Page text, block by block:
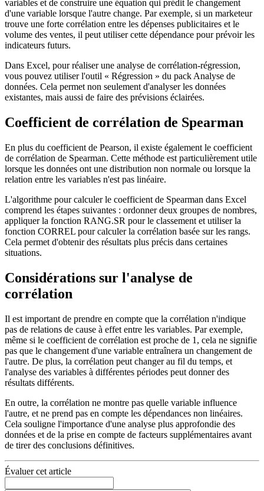
variables et de construire une équation qui prédit le changement
d'une variable lorsque l'autre change. Par exemple, si un marketeur
trouve une forte corrélation entre les dépenses publicitaires et le
volume des ventes, il peut utiliser cette dépendance pour prévoir les
indicateurs futurs.
Dans Excel, pour réaliser une analyse de corrélation-régression,
vous pouvez utiliser l'outil « Régression » du pack Analyse de
données. Cela permet non seulement d'analyser les données
existantes, mais aussi de faire des prévisions éclairées.
Coefficient de corrélation de Spearman
En plus du coefficient de Pearson, il existe également le coefficient
de corrélation de Spearman. Cette méthode est particulièrement utile
lorsque les données ont une distribution non normale ou lorsque la
relation entre les variables n'est pas linéaire.
L'algorithme pour calculer le coefficient de Spearman dans Excel
comprend les étapes suivantes : ordonner deux groupes de nombres,
appliquer la fonction RANG.SR pour le classement et utiliser la
fonction CORREL pour calculer la corrélation basée sur les rangs.
Cela permet d'obtenir des résultats plus précis dans certaines
situations.
Considérations sur l'analyse de
corrélation
Il est important de prendre en compte que la corrélation n'indique
pas de relations de cause à effet entre les variables. Par exemple,
même si le coefficient de corrélation est proche de 1, cela ne signifie
pas que le changement d'une variable entraînera un changement de
l'autre. De plus, la corrélation peut changer au fil du temps, et
l'analyse des variables à différentes périodes peut donner des
résultats différents.
En outre, la corrélation ne montre pas quelle variable influence
l'autre, et ne prend pas en compte les dépendances non linéaires.
Cela souligne l'importance d'une analyse plus approfondie des
données et de la prise en compte de facteurs supplémentaires avant
de tirer des conclusions définitives.
Évaluer cet article